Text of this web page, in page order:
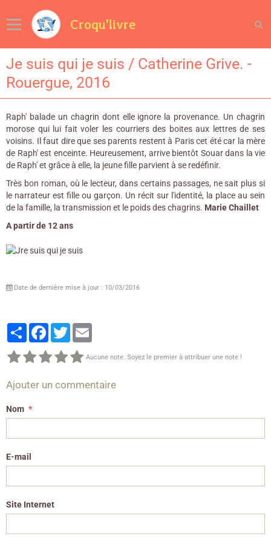
Croqu'livre
Je suis qui je suis / Catherine Grive. -
Rouergue, 2016
Raph' balade un chagrin dont elle ignore la provenance. Un chagrin
morose qui lui fait voler les courriers des boites aux lettres de ses
voisins. Il faut dire que ses parents restent à Paris cet été car la mère
de Raph' est enceinte. Heureusement, arrive bientôt Souar dans la vie
de Raph' et grâce à elle, la jeune fille parvient à se redéfinir.
Très bon roman, où le lecteur, dans certains passages, ne sait plus si
le narrateur est fille ou garçon. Un récit sur l'identité, la place au sein
de la famille, la transmission et le poids des chagrins. Marie Chaillet
A partir de 12 ans
Date de dernière mise à jour : 10/03/2016
PartagerFacebook
Twitter
Aucune note. Soyez le premier à attribuer une note !
Ajouter un commentaire
Nom
E-mail
Site Internet